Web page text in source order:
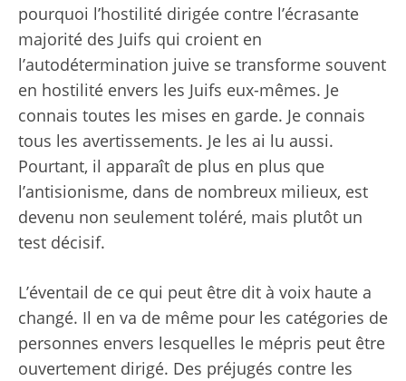
pourquoi l’hostilité dirigée contre l’écrasante
majorité des Juifs qui croient en
l’autodétermination juive se transforme souvent
en hostilité envers les Juifs eux-mêmes. Je
connais toutes les mises en garde. Je connais
tous les avertissements. Je les ai lu aussi.
Pourtant, il apparaît de plus en plus que
l’antisionisme, dans de nombreux milieux, est
devenu non seulement toléré, mais plutôt un
test décisif.
L’éventail de ce qui peut être dit à voix haute a
changé. Il en va de même pour les catégories de
personnes envers lesquelles le mépris peut être
ouvertement dirigé. Des préjugés contre les